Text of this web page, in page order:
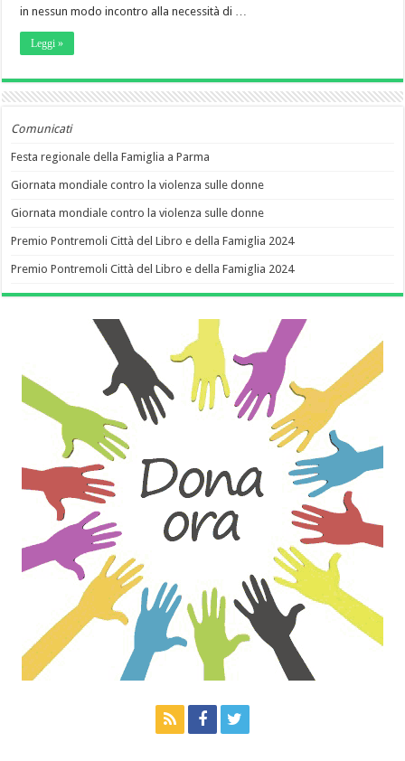
in nessun modo incontro alla necessità di …
Leggi »
Comunicati
Festa regionale della Famiglia a Parma
Giornata mondiale contro la violenza sulle donne
Giornata mondiale contro la violenza sulle donne
Premio Pontremoli Città del Libro e della Famiglia 2024
Premio Pontremoli Città del Libro e della Famiglia 2024